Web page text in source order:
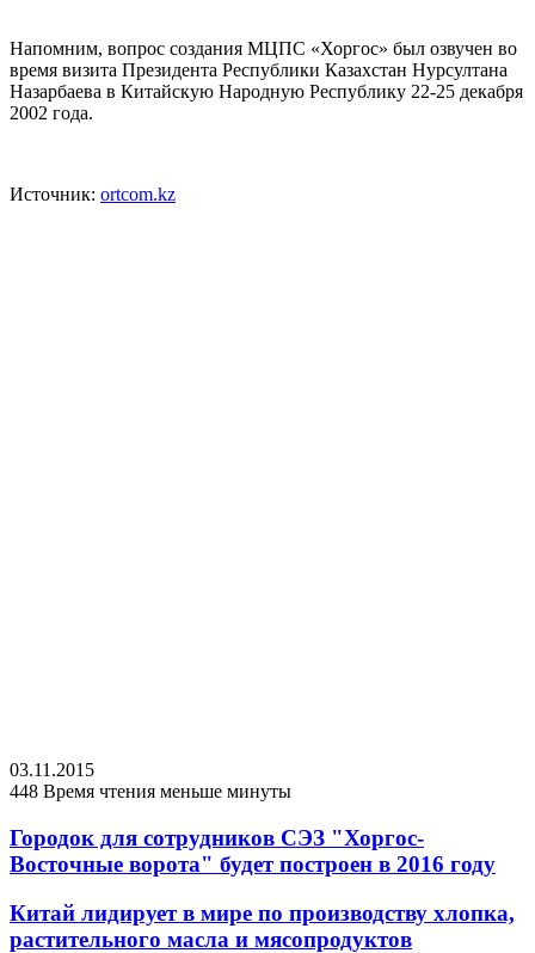
Напомним, вопрос создания МЦПС «Хоргос» был озвучен во
время визита Президента Республики Казахстан Нурсултана
Назарбаева в Китайскую Народную Республику 22-25 декабря
2002 года.
Источник: ortcom.kz
03.11.2015
448 Время чтения меньше минуты
Городок для сотрудников СЭЗ "Хоргос-
Восточные ворота" будет построен в 2016 году
Китай лидирует в мире по производству хлопка,
растительного масла и мясопродуктов